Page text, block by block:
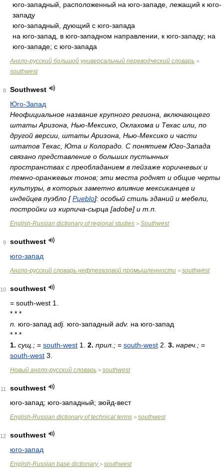
юго-западный, расположенный на юго-западе, лежащий к юго-
западу
юго-западный, дующий с юго-запада
на юго-запад, в юго-западном направлении, к юго-западу; на
юго-западе; с юго-запада
Англо-русский большой универсальный переводческий словарь >
southwest
8
Southwest
Юго-Запад
Неофициальное название крупного региона, включающего
штаты Аризона, Нью-Мексико, Оклахома и Техас или, по
другой версии, штаты Аризона, Нью-Мексико и части
штатов Техас, Юта и Колорадо. С понятием Юго-Запада
связано представление о больших пустынных
пространствах с преобладанием в пейзаже коричневых и
темно-оранжевых тонов; эти места роднят и общие черты
культуры, в которых заметно влияние мексиканцев и
индейцев пуэбло [Pueblo]: особый стиль зданий и мебели,
постройки из кирпича-сырца [adobe] и т.п.
English-Russian dictionary of regional studies > Southwest
9
southwest
юго-запад
Англо-русский словарь нефтегазовой промышленности > southwest
10
southwest
= south-west 1.
* * *
n. юго-запад adj. юго-западный adv. на юго-запад
* * *
1. сущ.; = south-west 1. 2. прил.; = south-west 2. 3. нареч.; =
south-west 3.
Новый англо-русский словарь > southwest
11
southwest
юго-запад; юго-западный; зюйд-вест
English-Russian dictionary of technical terms > southwest
12
southwest
юго-запад
English-Russian base dictionary> southwest